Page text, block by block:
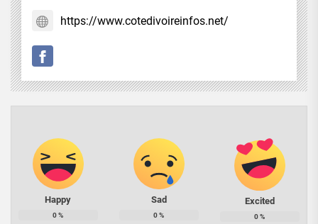
https://www.cotedivoireinfos.net/
Happy
0%
Sad
0%
Excited
0%